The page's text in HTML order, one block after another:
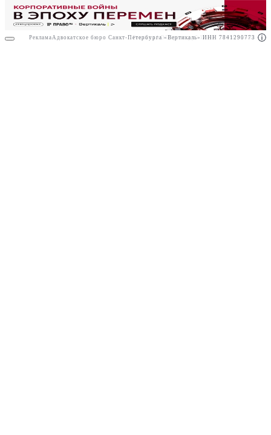
Реклама АО"Право.ру" ИНН: 7708095468
Реклама Адвокатское бюро Санкт-Петербурга «Вертикаль» ИНН 7841290773